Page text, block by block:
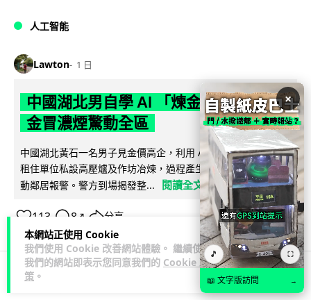
本網站正使用 Cookie
我們使用 Cookie 改善網站體驗。 繼續使用
我們的網站即表示您同意我們的 Cookie 政
策 。
人工智能
Lawton 1 日
中國湖北男自學 AI 「煉金術」 屋內煉
金冒濃煙驚動全區
中國湖北黃石一名男子見金價高企，利用 AI 自學提煉黃金，在
租住單位私設高壓爐及作坊冶煉，過程產生大量刺鼻濃煙，驚
動鄰居報警。警方到場揭發整...
閱讀全文
113 8 ↗ 分享
×
🎵 ⛶
📖 文字版訪問 →